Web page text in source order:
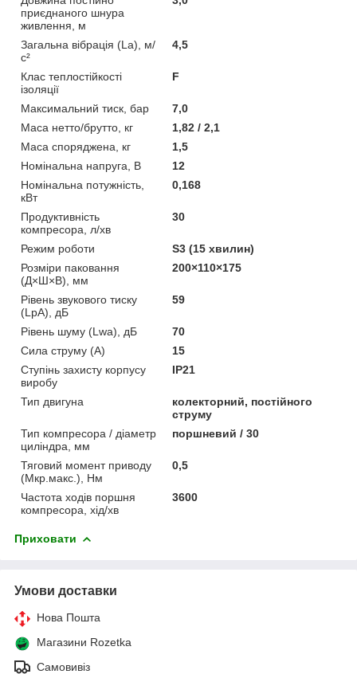
приєднаного шнура
живлення, м
Загальна вібрація (La), м/
с²
4,5
Клас теплостійкості
ізоляції
F
Максимальний тиск, бар
7,0
Маса нетто/брутто, кг
1,82 / 2,1
Маса споряджена, кг
1,5
Номінальна напруга, В
12
Номінальна потужність,
кВт
0,168
Продуктивність
компресора, л/хв
30
Режим роботи
S3 (15 хвилин)
Розміри паковання
(Д×Ш×В), мм
200×110×175
Рівень звукового тиску
(LpA), дБ
59
Рівень шуму (Lwa), дБ
70
Сила струму (А)
15
Ступінь захисту корпусу
виробу
ІР21
Тип двигуна
колекторний, постійного
струму
Тип компресора / діаметр
циліндра, мм
поршневий / 30
Тяговий момент приводу
(Мкр.макс.), Нм
0,5
Частота ходів поршня
компресора, хід/хв
3600
Приховати
Умови доставки
Нова Пошта
Магазини Rozetka
Самовивіз